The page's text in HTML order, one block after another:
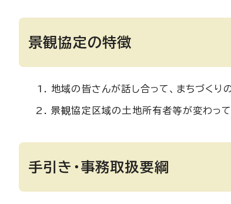
景観協定の特徴
地域の皆さんが話し合って、まちづくり
景観協定区域の土地所有者等が変わっ
手引き・事務取扱要綱